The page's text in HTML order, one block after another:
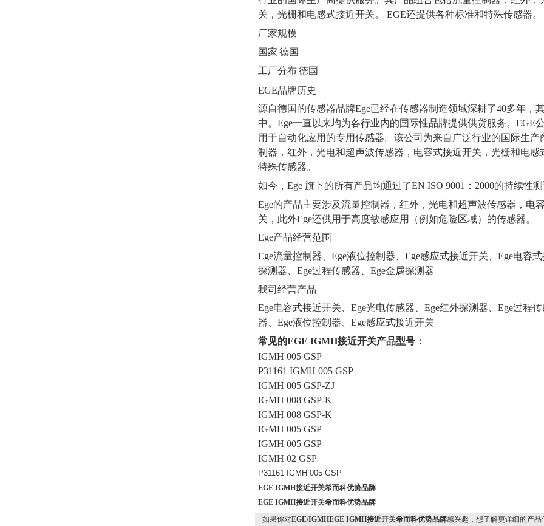
关，光栅和电感式接近开关。 EGE还提供各种标准和特殊传感器。
厂家规模
国家 德国
工厂分布德国
EGE品牌历史
源自德国的传感器品牌Ege已经在传感器制造领域深耕了40多年，
中。Ege一直以来均为各行业内的国际性品牌提供供货服务。EGE
用于自动化应用的专用传感器。该公司为来自广泛行业的国际生
制器，红外，光电和超声波传感器，电容式接近开关，光栅和电
特殊传感器。
如今， Ege 旗下的所有产品均通过了EN ISO 9001：2000的持续性
Ege的产品主要涉及流量控制器，红外，光电和超声波传感器，电
关，此外Ege还供用于高度敏感应用（例如危险区域）的传感器。
Ege产品经营范围
Ege流量控制器、Ege液位控制器、Ege感应式接近开关、Ege电容
探测器、Ege过程传感器、Ege金属探测器
我司经营产品
Ege电容式接近开关、Ege光电传感器、Ege红外探测器、Ege过程
器、Ege液位控制器、Ege感应式接近开关
常见的EGE IGMH接近开关产品型号：
IGMH 005 GSP
P31161 IGMH 005 GSP
IGMH 005 GSP-ZJ
IGMH 008 GSP-K
IGMH 008 GSP-K
IGMH 005 GSP
IGMH 005 GSP
IGMH 02 GSP
P31161 IGMH 005 GSP
EGE IGMH接近开关希而科优势品牌
EGE IGMH接近开关希而科优势品牌
如果你对EGE/IGMHEGE IGMH接近开关希而科优势品牌感兴趣，想了解更详细的产